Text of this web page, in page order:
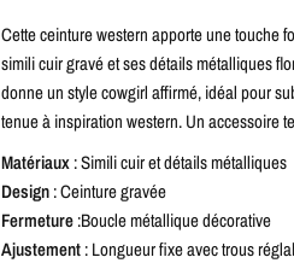
Cette ceinture western apporte une touche
simili cuir gravé et ses détails métalliques
donne un style cowgirl affirmé, idéal pour
tenue à inspiration western. Un accessoire
Matériaux: Simili cuir et détails métalliques
Design: Ceinture gravée
Fermeture:Boucle métallique décorative
Ajustement: Longueur fixe avec trous